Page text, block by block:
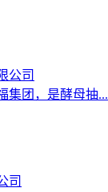
公司
集团，是酵母抽...
司